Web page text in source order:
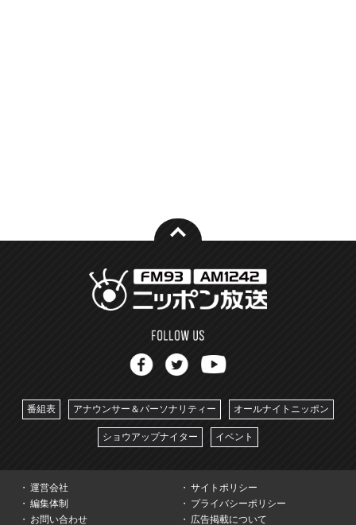
番組表 アナウンサー＆パーソナリティー オールナイトニッポン
ショウアップナイター イベント
運営会社
サイトポリシー
編集体制
プライバシーポリシー
お問い合わせ
広告掲載について